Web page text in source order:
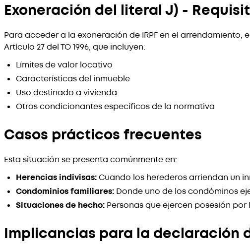
Exoneración del literal J) -
Para acceder a la exoneración de IRPF en el
Artículo 27 del TO 1996, que incluyen:
Límites de valor locativo
Características del inmueble
Uso destinado a vivienda
Otros condicionantes específicos de la normativa
Casos prácticos frecuentes
Esta situación se presenta comúnmente en:
Herencias indivisas:Cuando los herederos arriendan un
Condominios familiares: Donde uno de los condóminos
Situaciones de hecho: Personas que ejercen posesión
Implicancias para la declaración